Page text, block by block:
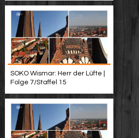
SOKO Wismar: Herr der Lüfte |
Folge 7/Staffel 15